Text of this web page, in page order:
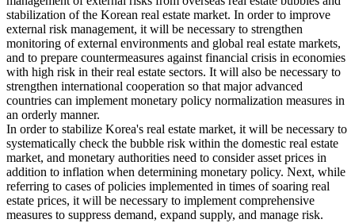
stabilization of the Korean real estate market. In order to improve
external risk management, it will be necessary to strengthen
monitoring of external environments and global real estate markets,
and to prepare countermeasures against financial crisis in economies
with high risk in their real estate sectors. It will also be necessary to
strengthen international cooperation so that major advanced
countries can implement monetary policy normalization measures in
an orderly manner.
In order to stabilize Korea's real estate market, it will be necessary to
systematically check the bubble risk within the domestic real estate
market, and monetary authorities need to consider asset prices in
addition to inflation when determining monetary policy. Next, while
referring to cases of policies implemented in times of soaring real
estate prices, it will be necessary to implement comprehensive
measures to suppress demand, expand supply, and manage risk.